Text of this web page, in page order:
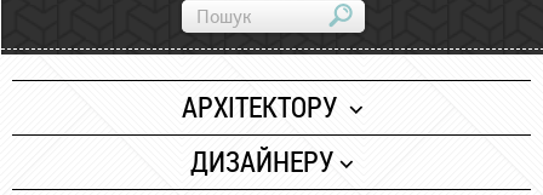
АРХІТЕКТОРУ
Папір
ДИЗАЙНЕРУ